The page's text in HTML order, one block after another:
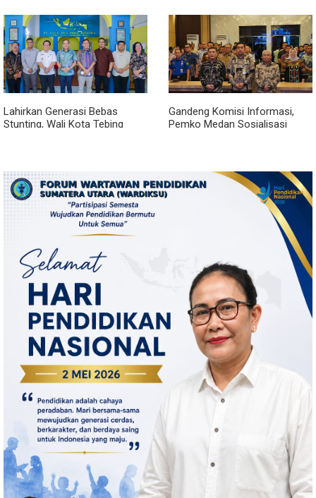
Kepulauan Nias
Lahirkan Generasi Bebas
Stunting, Wali Kota Tebing
Gandeng Komisi Informasi,
Pemko Medan Sosialisasi